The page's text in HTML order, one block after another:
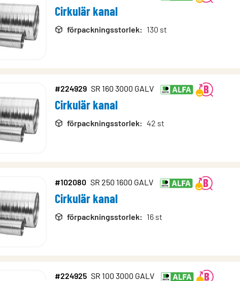
Cirkulär kanal
förpackningsstorlek: 130 st
#224929 SR 160 3000 GALV
Cirkulär kanal
förpackningsstorlek: 42 st
#102080 SR 250 1600 GALV
Cirkulär kanal
förpackningsstorlek: 16 st
#224925 SR 100 3000 GALV